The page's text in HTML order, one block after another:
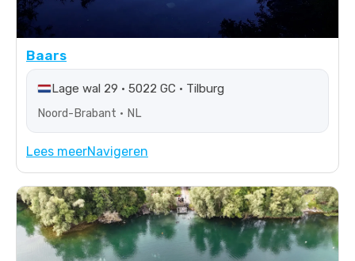
Baars
Lage wal 29 • 5022 GC • Tilburg
Noord-Brabant • NL
Lees meerNavigeren